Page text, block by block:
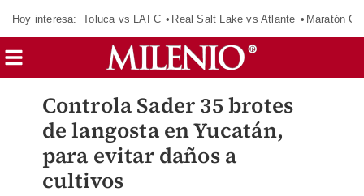
Hoy interesa: Toluca vs LAFC Real Salt Lake vs Atlante Maratón
Controla Sader 35 brotes
de langosta en Yucatán,
para evitar daños a
cultivos